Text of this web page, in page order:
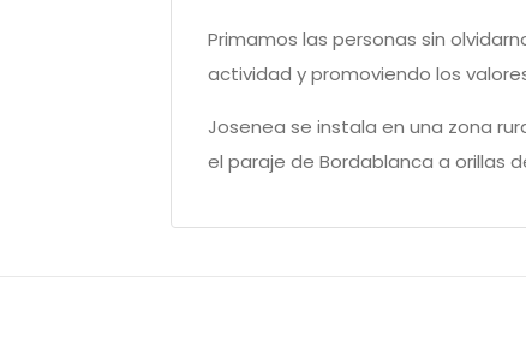
Primamos las personas sin
actividad y promoviendo los
Josenea se instala en una zona
el paraje de Bordablanca a orillas